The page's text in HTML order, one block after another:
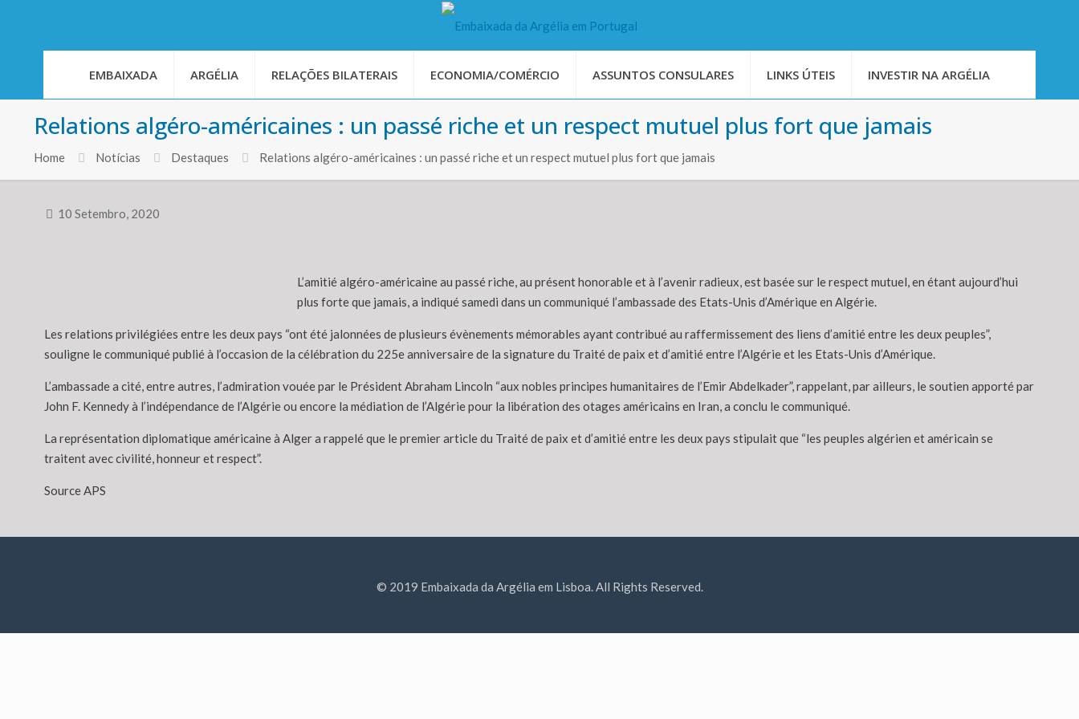
EMBAIXADA ARGÉLIA RELAÇÕES BILATERAIS ECONOMIA/COMÉRCIO ASSUNTOS CONSULARES LINKS ÚTEIS INVESTIR NA ARGÉLIA
Relations algéro-américaines : un passé riche et un respect mutuel plus fort que jamais
Home Notícias Destaques Relations algéro-américaines : un passé riche et un respect mutuel plus fort que jamais
10 Setembro, 2020
L’amitié algéro-américaine au passé riche, au présent honorable et à l’avenir radieux, est basée sur le respect mutuel, en étant aujourd’hui
plus forte que jamais, a indiqué samedi dans un communiqué l’ambassade des Etats-Unis d’Amérique en Algérie.
Les relations privilégiées entre les deux pays “ont été jalonnées de plusieurs évènements mémorables ayant contribué au raffermissement des liens d’amitié entre les deux peuples”,
souligne le communiqué publié à l’occasion de la célébration du 225e anniversaire de la signature du Traité de paix et d’amitié entre l’Algérie et les Etats-Unis d’Amérique.
L’ambassade a cité, entre autres, l’admiration vouée par le Président Abraham Lincoln “aux nobles principes humanitaires de l’Emir Abdelkader”, rappelant, par ailleurs, le soutien apporté par
John F. Kennedy à l’indépendance de l’Algérie ou encore la médiation de l’Algérie pour la libération des otages américains en Iran, a conclu le communiqué.
La représentation diplomatique américaine à Alger a rappelé que le premier article du Traité de paix et d’amitié entre les deux pays stipulait que “les peuples algérien et américain se
traitent avec civilité, honneur et respect”.
Source APS
© 2019 Embaixada da Argélia em Lisboa. All Rights Reserved.